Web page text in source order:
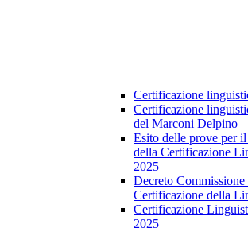
Certificazione
Certificazione
del Marconi Delpino
Esito delle prove per
della Certificazione
2025
Decreto
Certificazione della
Certificazione
2025